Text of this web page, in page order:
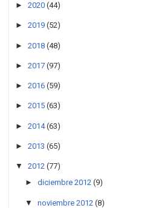
► 2020 (44)
► 2019 (52)
► 2018 (48)
► 2017 (97)
► 2016 (59)
► 2015 (63)
► 2014 (63)
► 2013 (65)
▼ 2012 (77)
► diciembre 2012 (9)
▼ noviembre 2012 (8)